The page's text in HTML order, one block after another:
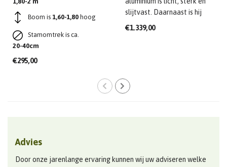
Boom is 1,60-1,80 hoog
Stamomtrek is ca.
20-40cm
€295,00
slijtvast. Daarnaast is hij
gema..
€1.339,00
Advies
Door onze jarenlange ervaring kunnen wij uw adviseren welke